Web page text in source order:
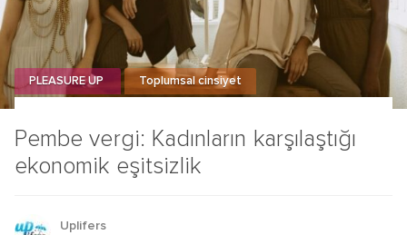
Pembe vergi: Kadınların karşılaştığı
ekonomik eşitsizlik
PLEASURE UP Toplumsal cinsiyet
Uplifers